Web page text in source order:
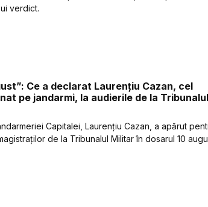
verdict.
Ce a declarat Laurențiu Cazan, cel
pe jandarmi, la audierile de la Tribunalul
Capitalei, Laurențiu Cazan, a apărut
de la Tribunalul Militar în dosarul 10